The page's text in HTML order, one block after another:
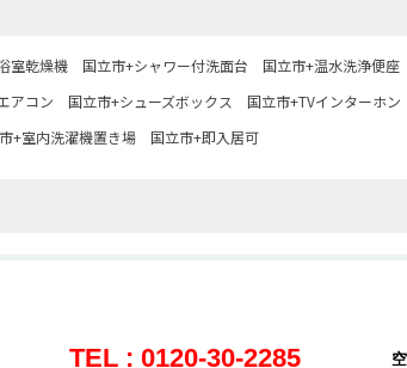
室乾燥機 国立市+シャワー付洗面台 国立市+温水洗浄便座
アコン 国立市+シューズボックス 国立市+TVインターホン
+室内洗濯機置き場 国立市+即入居可
TEL : 0120-30-2285